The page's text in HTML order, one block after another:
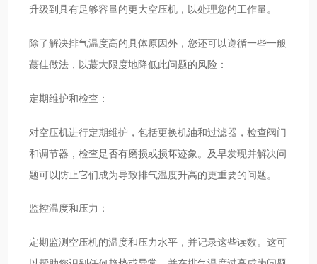
升级到具有足够容量的更大空压机，以处理您的工作量。
除了解决排气温度高的具体原因外，您还可以遵循一些一般
蕞佳做法，以蕞大限度地降低此问题的风险：
定期维护和检查：
对空压机进行定期维护，包括更换机油和过滤器，检查阀门
和调节器，检查是否有磨损或损坏迹象。及早发现并解决问
题可以防止它们成为导致排气温度升高的更重要的问题。
监控温度和压力：
定期监测空压机的温度和压力水平，并记录这些读数。这可